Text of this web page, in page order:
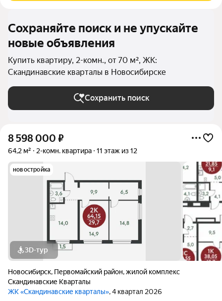
Сохраняйте поиск и не упускайте
новые объявления
Купить квартиру, 2-комн., от 70 м², ЖК:
Скандинавские кварталы в Новосибирске
Сохранить поиск
8 598 000 ₽
64,2 м² 2-комн. квартира 11 этаж из 12
новостройка
3D-тур
Новосибирск, Первомайский район,жилой комплекс
Скандинавские Кварталы
ЖК «Скандинавские кварталы», 4 квартал 2026